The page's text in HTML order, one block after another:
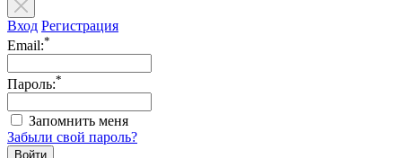
Вход Регистрация
Email:*
Пароль:*
Запомнить меня
Забыли свой пароль?